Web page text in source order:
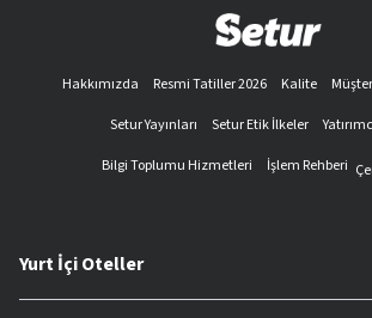
Hakkımızda Resmi Tatiller 2026 Kalite
Setur Yayınları
Setur Etik İlkeler
Bilgi Toplumu Hizmetleri
İşlem Rehberi
Yurt İçi Oteller